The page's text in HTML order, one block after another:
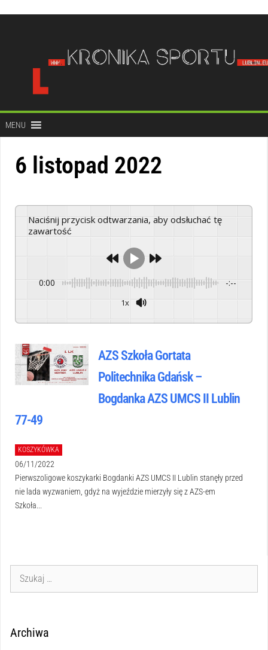
treści
MENU
6 listopad 2022
Naciśnij przycisk odtwarzania, aby odsłuchać tę
zawartość
0:00 -:--
1x
AZS Szkoła Gortata
Politechnika Gdańsk –
Bogdanka AZS UMCS II Lublin
77-49
KOSZYKÓWKA
06/11/2022
Pierwszoligowe koszykarki Bogdanki AZS UMCS II Lublin stanęły przed
nie lada wyzwaniem, gdyż na wyjeździe mierzyły się z AZS-em
Szkoła...
Archiwa